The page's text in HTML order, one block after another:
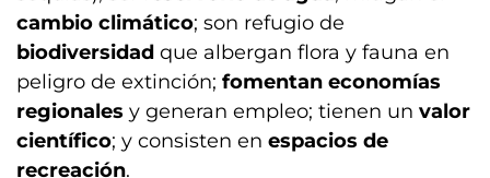
cambio climático; son refugio de
biodiversidad que albergan flora y fauna en
peligro de extinción; fomentan economías
regionales y generan empleo; tienen un valor
científico; y consisten en espacios de
recreación.